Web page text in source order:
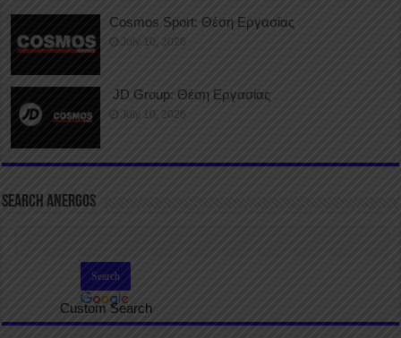
Cosmos Sport: Θέση Εργασίας
July 10, 2026
JD Group: Θέση Εργασίας
July 10, 2026
SEARCH ANERGOS
Custom Search